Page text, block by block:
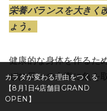
栄養バランスを大きく
ょう。
健康的な身体を作るた
ぜひ日々の食事に魚を
カラダが変わる理由をつくる
【8月1日4店舗目GRAND
OPEN】